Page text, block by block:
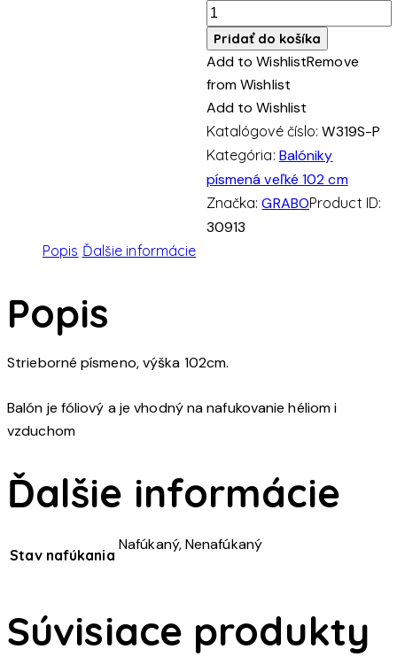
množstvo
PÍSMENO
Strieborné
L
(102cm,40")
fóliový
balónik
Pridať do košíka
Add to WishlistRemove
from Wishlist
Add to Wishlist
Katalógové číslo:W319S-P
Kategória: Balóniky
písmená veľké 102 cm
Značka:GRABOProduct ID:
30913
Popis Ďalšie informácie
Popis
Strieborné písmeno, výška 102cm.
Balón je fóliový a je vhodný na nafukovanie héliom i
vzduchom
Ďalšie informácie
Stav nafúkania
Nafúkaný, Nenafúkaný
Súvisiace produkty